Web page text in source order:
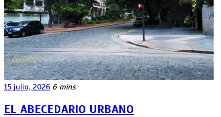
15 julio, 2026 6 mins
EL ABECEDARIO URBANO